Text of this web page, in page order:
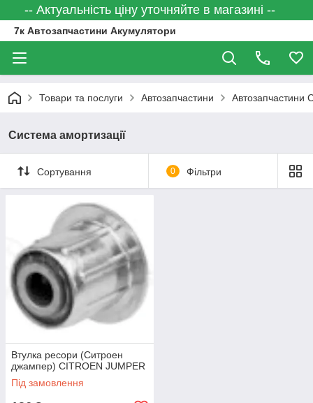
-- Актуальність ціну уточняйте в магазині --
7к Автозапчастини Акумулятори
Товари та послуги Автозапчастини Автозапчастини
Система амортизації
Сортування 0 Фільтри
Втулка ресори (Ситроен
джампер) CITROEN JUMPER
Під замовлення